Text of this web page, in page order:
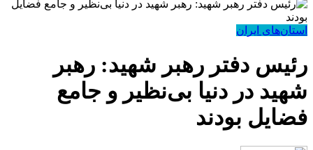
استان‌های ایران
رئیس دفتر رهبر شهید: رهبر
شهید در دنیا بی‌نظیر و جامع
فضایل بودند